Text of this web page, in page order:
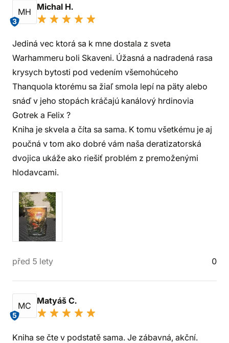
MH
3
Michal H.
Jediná vec ktorá sa k mne dostala z sveta
Warhammeru boli Skaveni. Úžasná a nadradená rasa
krysych bytosti pod vedením všemohúceho
Thanquola ktorému sa žiaľ smola lepí na päty alebo
snáď v jeho stopách kráčajú kanálový hrdinovia
Gotrek a Felix ?
Kniha je skvela a číta sa sama. K tomu všetkému je aj
poučná v tom ako dobré vám naša deratizatorská
dvojica ukáže ako riešiť problém z premoženými
hlodavcami.
před 5 lety 0
MC
5
Matyáš C.
Kniha se čte v podstatě sama. Je zábavná, akční.